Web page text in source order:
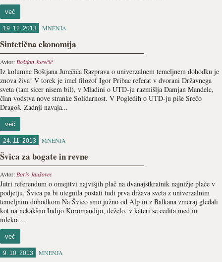
več
19. 12. 2013 MNENJA
Sintetična ekonomija
Avtor: Boštjan Jurečič
Iz kolumne Boštjana Jurečiča Razprava o univerzalnem temeljnem dohodku je
znova živa! V torek je imel filozof Igor Pribac referat v dvorani Državnega
sveta (tam sicer nisem bil), v Mladini o UTD-ju razmišlja Damjan Mandelc,
član vodstva nove stranke Solidarnost. V Pogledih o UTD-ju piše Srečo
Dragoš. Zadnji navaja...
več
24. 11. 2013 MNENJA
Švica za bogate in revne
Avtor: Boris Jaušovec
Jutri referendum o omejitvi najvišjih plač na dvanajstkratnik najnižje plače v
podjetju, Švica pa bi utegnila postati tudi prva država sveta z univerzalnim
temeljnim dohodkom Na Švico smo južno od Alp in z Balkana zmeraj gledali
kot na nekakšno Indijo Koromandijo, deželo, v kateri se cedita med in
mleko....
več
9. 10. 2013 MNENJA